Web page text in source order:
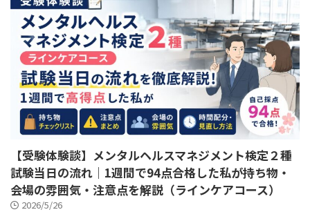
【受験体験談】メンタルヘルスマネジメント検定２種
試験当日の流れ｜1週間で94点合格した私が持ち物・
会場の雰囲気・注意点を解説（ラインケアコース）
2026/5/26